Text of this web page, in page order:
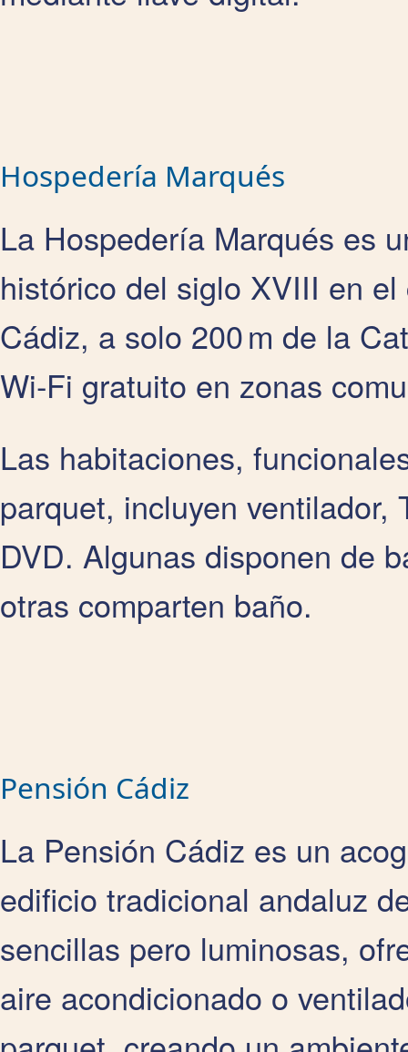
Hospedería Marqués
La Hospedería Marqués es
histórico del siglo XVIII en
Cádiz, a solo 200 m de la
Wi‑Fi gratuito en zonas
Las habitaciones,
parquet, incluyen
DVD. Algunas disponen de
otras comparten baño.
Pensión Cádiz
La Pensión Cádiz es un
edificio tradicional andaluz
sencillas pero luminosas,
aire acondicionado o